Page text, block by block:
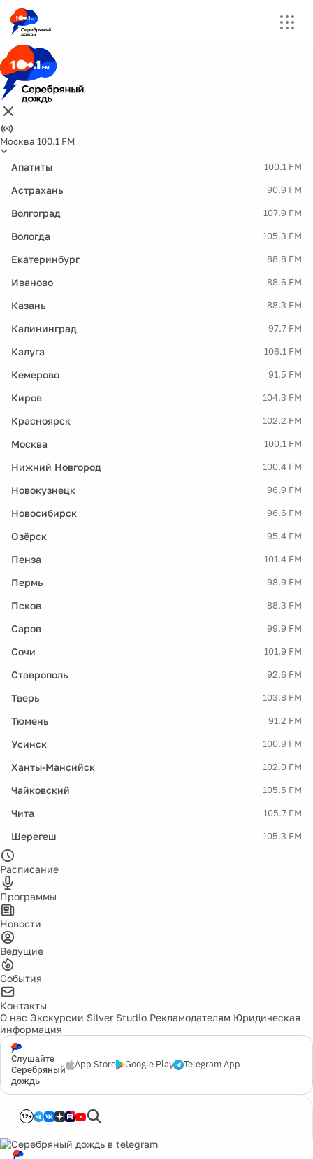
Москва 100.1 FM
Апатиты 100.1 FM
Астрахань 90.9 FM
Волгоград 107.9 FM
Вологда 105.3 FM
Екатеринбург 88.8 FM
Иваново 88.6 FM
Казань 88.3 FM
Калининград 97.7 FM
Калуга 106.1 FM
Кемерово 91.5 FM
Киров 104.3 FM
Красноярск 102.2 FM
Москва 100.1 FM
Нижний Новгород 100.4 FM
Новокузнецк 96.9 FM
Новосибирск 96.6 FM
Озёрск 95.4 FM
Пенза 101.4 FM
Пермь 98.9 FM
Псков 88.3 FM
Саров 99.9 FM
Сочи 101.9 FM
Ставрополь 92.6 FM
Тверь 103.8 FM
Тюмень 91.2 FM
Усинск 100.9 FM
Ханты-Мансийск 102.0 FM
Чайковский 105.5 FM
Чита 105.7 FM
Шерегеш 105.3 FM
Расписание
Программы
Новости
Ведущие
События
Контакты
О нас Экскурсии Silver Studio Рекламодателям Юридическая
информация
Слушайте
Серебряный
дождь
App Store Google Play Telegram App
12+